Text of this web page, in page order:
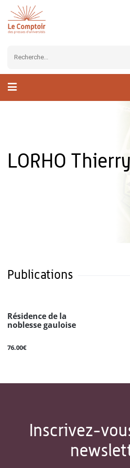
LORHO Thierry
Publications
Résidence de la
noblesse gauloise
76.00€
Inscrivez-